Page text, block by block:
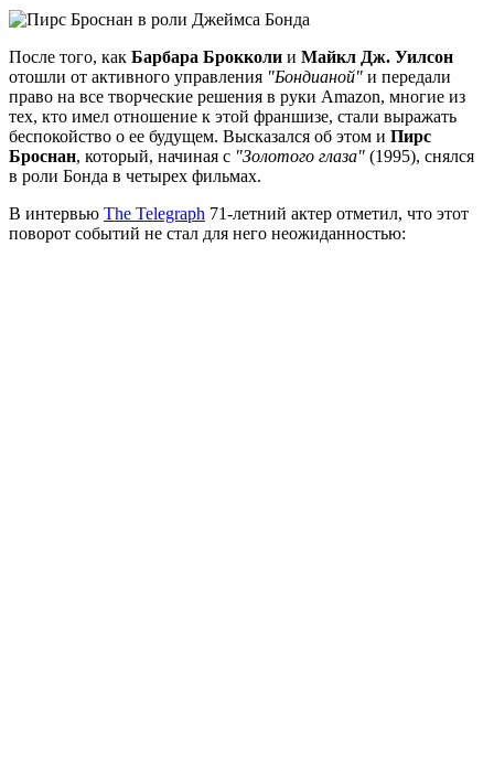
После того, как Барбара Брокколи и Майкл Дж. Уилсон
отошли от активного управления "Бондианой" и передали
право на все творческие решения в руки Amazon, многие из
тех, кто имел отношение к этой франшизе, стали выражать
беспокойство о ее будущем. Высказался об этом и Пирс
Броснан, который, начиная с "Золотого глаза" (1995), снялся
в роли Бонда в четырех фильмах.
В интервью The Telegraph 71-летний актер отметил, что этот
поворот событий не стал для него неожиданностью: